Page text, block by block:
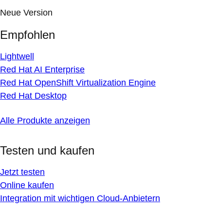
Neue Version
Empfohlen
Lightwell
Red Hat AI Enterprise
Red Hat OpenShift Virtualization Engine
Red Hat Desktop
Alle Produkte anzeigen
Testen und kaufen
Jetzt testen
Online kaufen
Integration mit wichtigen Cloud-Anbietern